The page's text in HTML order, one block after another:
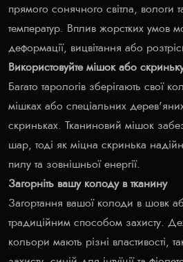
прямого сонячного світла, вологи
температур. Вплив жорстких умов
деформації, вицвітання або
Використовуйте мішок або
Багато тарологів зберігають свої
мішках або спеціальних
скриньках. Тканиновий мішок
шар, тоді як міцна скринька
пилу та зовнішньої енергії.
Загорніть вашу колоду в тканину
Загортання вашої колоди в шовк
традиційним способом захисту.
кольори мають різні властивості,